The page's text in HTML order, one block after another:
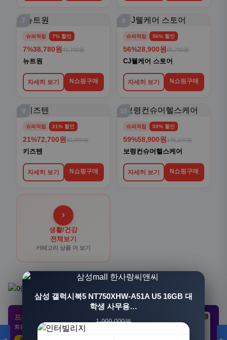
7
슈퍼적립 7% 할인
7%38,780원 41,700원
뉴트원
자세히 보기 N쇼핑구매
8
슈퍼적립 56% 할인
56%28,900원 65,700원
CJ웰케어 스토어
자세히 보기 N쇼핑구매
9
슈퍼적립 21% 할인
21%72,700원 92,000원
키즈텐
자세히 보기 N쇼핑구매
10
슈퍼적립 59% 할인
59%58,900원 145,100원
보령컨슈머헬스케어
자세히 보기 N쇼핑구매
›
생활/건강
전체보기
카테고리 상품 더 보기
프리미엄 제휴 사이트
회원 전용 특가 · 놓치면 손해
광고
[3+1] 동국제약 마이핏 V 활성엽산 임신준비 임산
부영양 30정, 4개
100,000원
삼성 갤럭시북5 NT750XHW-A51A U5 16GB 대
학생 사무용…
1,999,000원